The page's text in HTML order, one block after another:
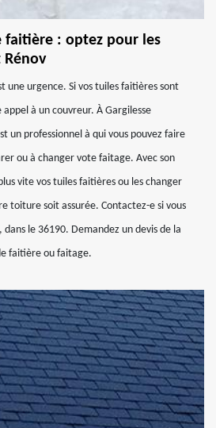
faitière : optez pour les
Rénov
une urgence. Si vos tuiles faitières sont
à un couvreur. À Gargilesse
un professionnel à qui vous pouvez faire
ou à changer vote faitage. Avec son
vite vos tuiles faitières ou les changer
toiture soit assurée. Contactez-e si vous
le 36190. Demandez un devis de la
faitière ou faitage.